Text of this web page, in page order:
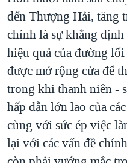
đến Thượng Hải, tăng
chính là sự khẳng
hiệu quả của đường
được mở rộng cửa để
trong khi thanh niên -
hấp dẫn lớn lao của
cùng với sức ép việc
lại với các vấn đề